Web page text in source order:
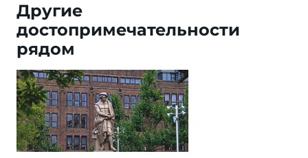
Другие
достопримечательности
рядом